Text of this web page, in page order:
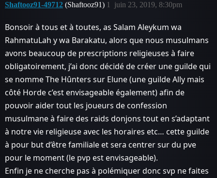
Shaftooz91-49712 (Shaftooz91) juin 23, 2019, 8:30pm
1
Bonsoir à tous et à toutes, as Salam Aleykum wa
RahmatuLah y wa Barakatu, alors que nous musulmans
avons beaucoup de prescriptions religieuses à faire
obligatoirement, j’ai donc décidé de créer une guilde qui
se nomme The Hûnters sur Elune (une guilde Ally mais
côté Horde c’est envisageable également) afin de
pouvoir aider tout les joueurs de confession
musulmane à faire des raids donjons tout en s’adaptant
à notre vie religieuse avec les horaires etc… cette guilde
à pour but d’être familiale et sera centrer sur du pve
pour le moment (le pvp est envisageable).
Enfin je ne cherche pas à polémiquer donc svp ne faites